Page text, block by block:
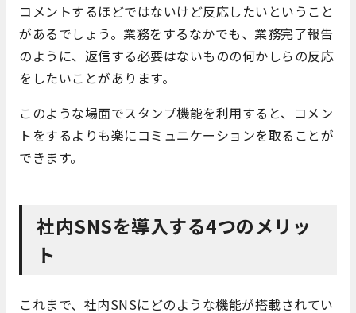
コメントするほどではないけど反応したいということ
があるでしょう。業務をするなかでも、業務完了報告
のように、返信する必要はないものの何かしらの反応
をしたいことがあります。
このような場面でスタンプ機能を利用すると、コメン
トをするよりも楽にコミュニケーションを取ることが
できます。
社内SNSを導入する4つのメリッ
ト
これまで、社内SNSにどのような機能が搭載されてい